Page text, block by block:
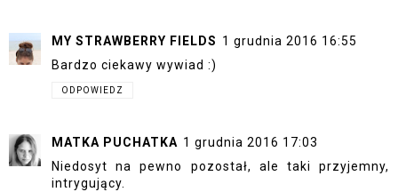
MY STRAWBERRY FIELDS 1 grudnia 2016 16:55
Bardzo ciekawy wywiad :)
ODPOWIEDZ
MATKA PUCHATKA 1 grudnia 2016 17:03
Niedosyt na pewno pozostał, ale taki przyjemny,
intrygujący.